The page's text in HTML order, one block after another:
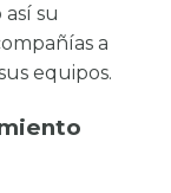
su
a
equipos.